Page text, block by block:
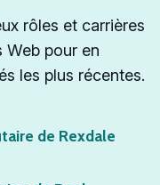
rôles et carrières
Web pour en
les plus récentes.
de Rexdale